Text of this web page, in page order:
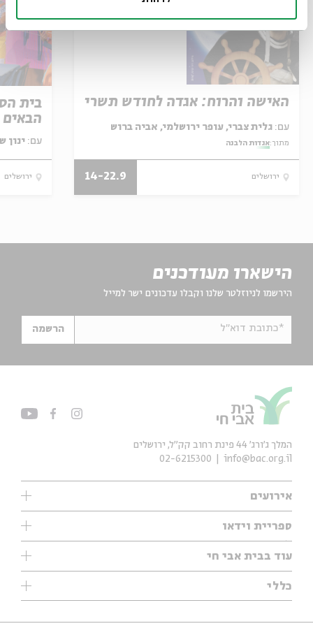
האישה והרוח: אגדה לחודש תשרי
עם:
מתוך:אגדות הלבנה
ירושלים 14-22.9
בית
עם: ינון
ירושלים
הישארו מעודכנים
הירשמו לניוזלטר שלנו וקבלו עדכונים ישר למייל
*כתובת דוא"ל הרשמה
אירועים
עיון
אנגלית
נוער
סדרות
ספריית וידאו
ילדים
מוזיקה
עיון
מיוחדים
עוד בבית אבי חי
תערוכות
מיוחדים
כללי
אודות
המלך ג'ורג' 44 פינת רחוב קק״ל, ירושלים
info@bac.org.il
02-6215300